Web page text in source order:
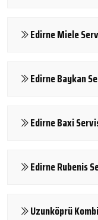
Edirne Miele
Edirne Baykan
Edirne Baxi
Edirne Rubenis
Uzunköprü